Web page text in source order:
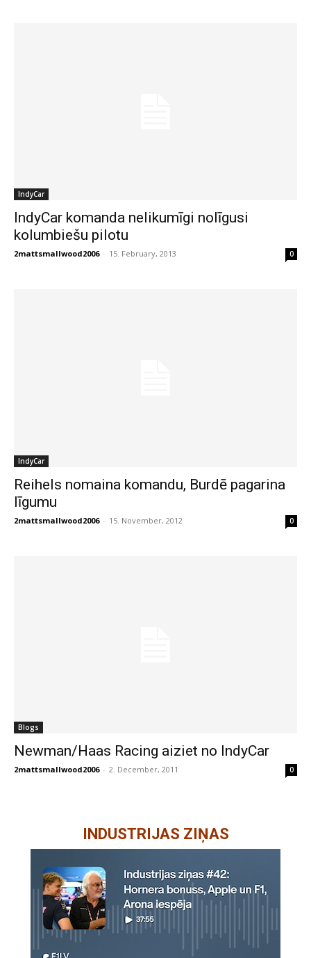
IndyCar
IndyCar komanda nelikumīgi nolīgusi
kolumbiešu pilotu
2mattsmallwood2006 - 15. February, 2013 0
IndyCar
Reihels nomaina komandu, Burdē pagarina
līgumu
2mattsmallwood2006 - 15. November, 2012 0
Blogs
Newman/Haas Racing aiziet no IndyCar
2mattsmallwood2006 - 2. December, 2011 0
INDUSTRIJAS ZIŅAS